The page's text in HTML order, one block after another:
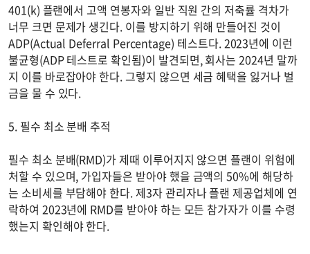
401(k) 플랜에서 고액 연봉자와 일반 직원 간의 저축률 격차가
너무 크면 문제가 생긴다. 이를 방지하기 위해 만들어진 것이
ADP(Actual Deferral Percentage) 테스트다. 2023년에 이런
불균형(ADP 테스트로 확인됨)이 발견되면, 회사는 2024년 말까
지 이를 바로잡아야 한다. 그렇지 않으면 세금 혜택을 잃거나 벌
금을 물 수 있다.
5. 필수 최소 분배 추적
필수 최소 분배(RMD)가 제때 이루어지지 않으면 플랜이 위험에
처할 수 있으며, 가입자들은 받아야 했을 금액의 50%에 해당하
는 소비세를 부담해야 한다. 제3자 관리자나 플랜 제공업체에 연
락하여 2023년에 RMD를 받아야 하는 모든 참가자가 이를 수령
했는지 확인해야 한다.